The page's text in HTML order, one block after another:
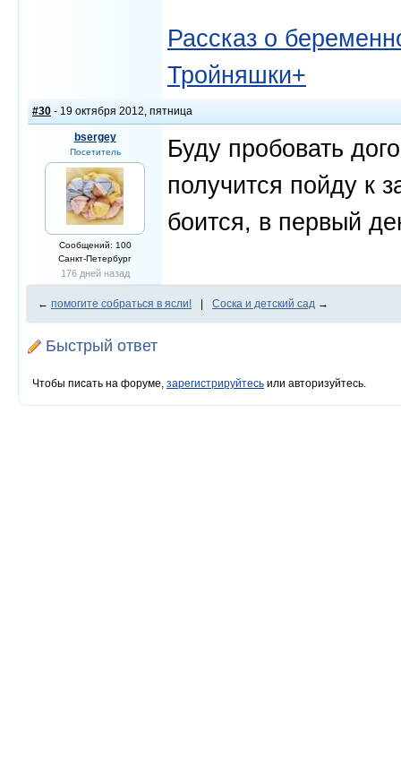
Рассказ о
Тройняшки+
#30 - 19 октября 2012, пятница
bsergey
Посетитель
Сообщений: 100
Санкт-Петербург
176 дней назад
Буду пробовать
получится пойду к
боится, в первый
← помогите собраться в ясли! Соска и детский сад →
Быстрый ответ
Чтобы писать на форуме, зарегистрируйтесь или авторизуйтесь.